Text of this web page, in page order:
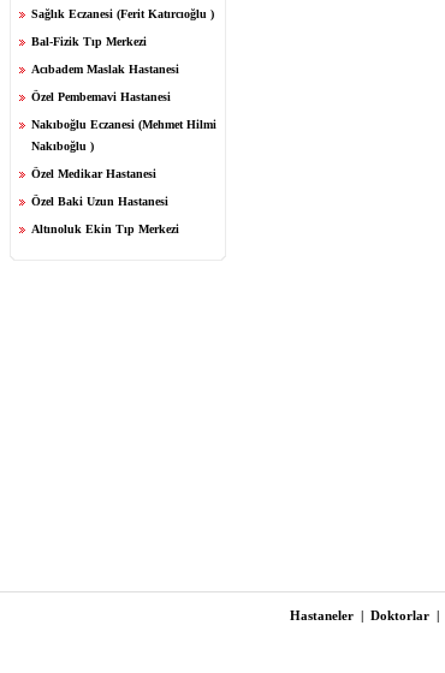
Sağlık Eczanesi (Ferit Katırcıoğlu )
Bal-Fizik Tıp Merkezi
Acıbadem Maslak Hastanesi
Özel Pembemavi Hastanesi
Nakıboğlu Eczanesi (Mehmet Hilmi
Nakıboğlu )
Özel Medikar Hastanesi
Özel Baki Uzun Hastanesi
Altınoluk Ekin Tıp Merkezi
Hastaneler | Doktorlar |